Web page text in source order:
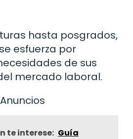
hasta posgrados,
esfuerza por
de sus
mercado laboral.
Anuncios
te interese: Guía